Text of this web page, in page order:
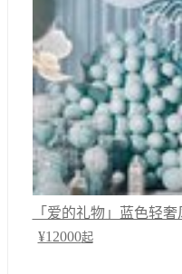
「爱的礼物」蓝色轻
¥12000起